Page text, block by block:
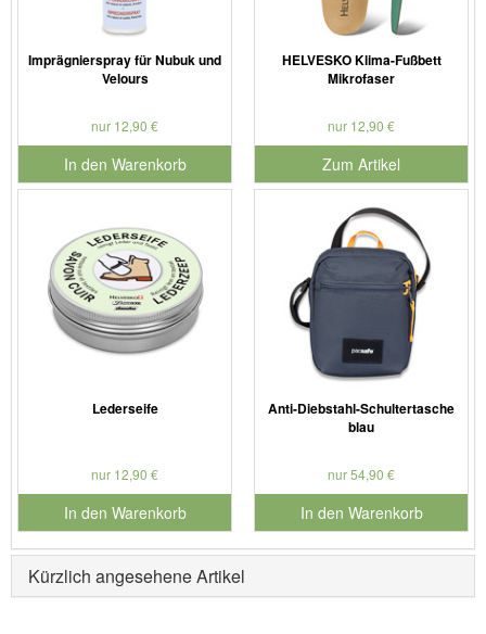
Imprägnierspray für Nubuk und
Velours
nur 12,90 €
In den Warenkorb
für Produktnummer 901179
HELVESKO Klima-Fußbett
Mikrofaser
nur 12,90 €
Zum Artikel
Lederseife
nur 12,90 €
In den Warenkorb
für Produktnummer 901127
Anti-Diebstahl-Schultertasche
blau
nur 54,90 €
In den Warenkorb
für Produktnummer 902280
Kürzlich angesehene Artikel